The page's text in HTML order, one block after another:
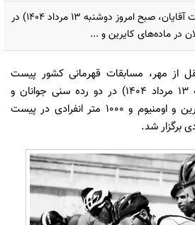
مسابقات قهرمانی کشور پیست آقایان، صبح امروز دوشنبه ۱۳ مرداد ۱۴۰۴) در
در ماده‌های کایرین و ...
از مهر، مسابقات قهرمانی کشور پیست
آقایان، صبح امروز دوشنبه ۱۳ مرداد ۱۴۰۴) در دو رده سنی جوانان و
بزرگسالان در ماده‌های کایرین و اومنیوم و ۱۰۰۰ متر انفرادی در پیست
برگزار شد.